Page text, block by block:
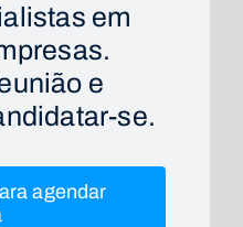
em
e
se.
agendar